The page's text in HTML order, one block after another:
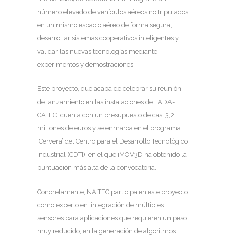
número elevado de vehículos aéreos no tripulados
en un mismo espacio aéreo de forma segura;
desarrollar sistemas cooperativos inteligentes y
validar las nuevas tecnologías mediante
experimentos y demostraciones.
Este proyecto, que acaba de celebrar su reunión
de lanzamiento en las instalaciones de FADA-
CATEC, cuenta con un presupuesto de casi 3,2
millones de euros y se enmarca en el programa
‘Cervera’ del Centro para el Desarrollo Tecnológico
Industrial (CDTI), en el que iMOV3D ha obtenido la
puntuación más alta de la convocatoria.
Concretamente, NAITEC participa en este proyecto
como experto en: integración de múltiples
sensores para aplicaciones que requieren un peso
muy reducido, en la generación de algoritmos